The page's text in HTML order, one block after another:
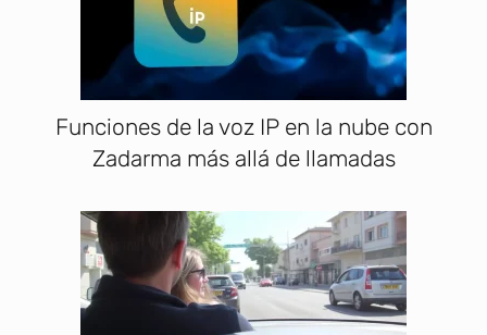
Funciones de la voz IP en la nube con
Zadarma más allá de llamadas